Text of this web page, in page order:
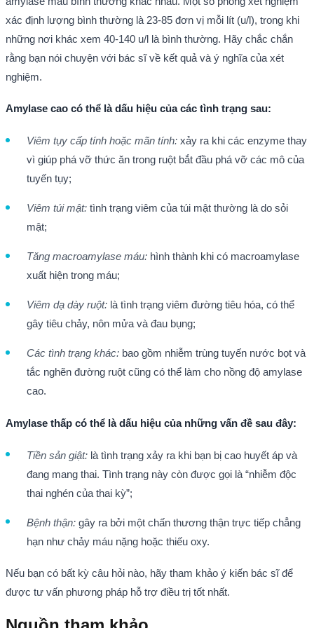
xác định lượng bình thường là 23-85 đơn vị mỗi lít (u/l), trong khi
những nơi khác xem 40-140 u/l là bình thường. Hãy chắc chắn
rằng bạn nói chuyện với bác sĩ về kết quả và ý nghĩa của xét
nghiệm.
Amylase cao có thể là dấu hiệu của các tình trạng sau:
Viêm tụy cấp tính hoặc mãn tính: xảy ra khi các enzyme thay
vì giúp phá vỡ thức ăn trong ruột bắt đầu phá vỡ các mô của
tuyến tụy;
Viêm túi mật: tình trạng viêm của túi mật thường là do sỏi
mật;
Tăng macroamylase máu: hình thành khi có macroamylase
xuất hiện trong máu;
Viêm dạ dày ruột: là tình trạng viêm đường tiêu hóa, có thể
gây tiêu chảy, nôn mửa và đau bụng;
Các tình trạng khác: bao gồm nhiễm trùng tuyến nước bọt và
tắc nghẽn đường ruột cũng có thể làm cho nồng độ amylase
cao.
Amylase thấp có thể là dấu hiệu của những vấn đề sau đây:
Tiền sản giật: là tình trạng xảy ra khi bạn bị cao huyết áp và
đang mang thai. Tình trạng này còn được gọi là “nhiễm độc
thai nghén của thai kỳ”;
Bệnh thận: gây ra bởi một chấn thương thận trực tiếp chẳng
hạn như chảy máu nặng hoặc thiếu oxy.
Nếu bạn có bất kỳ câu hỏi nào, hãy tham khảo ý kiến bác sĩ để
được tư vấn phương pháp hỗ trợ điều trị tốt nhất.